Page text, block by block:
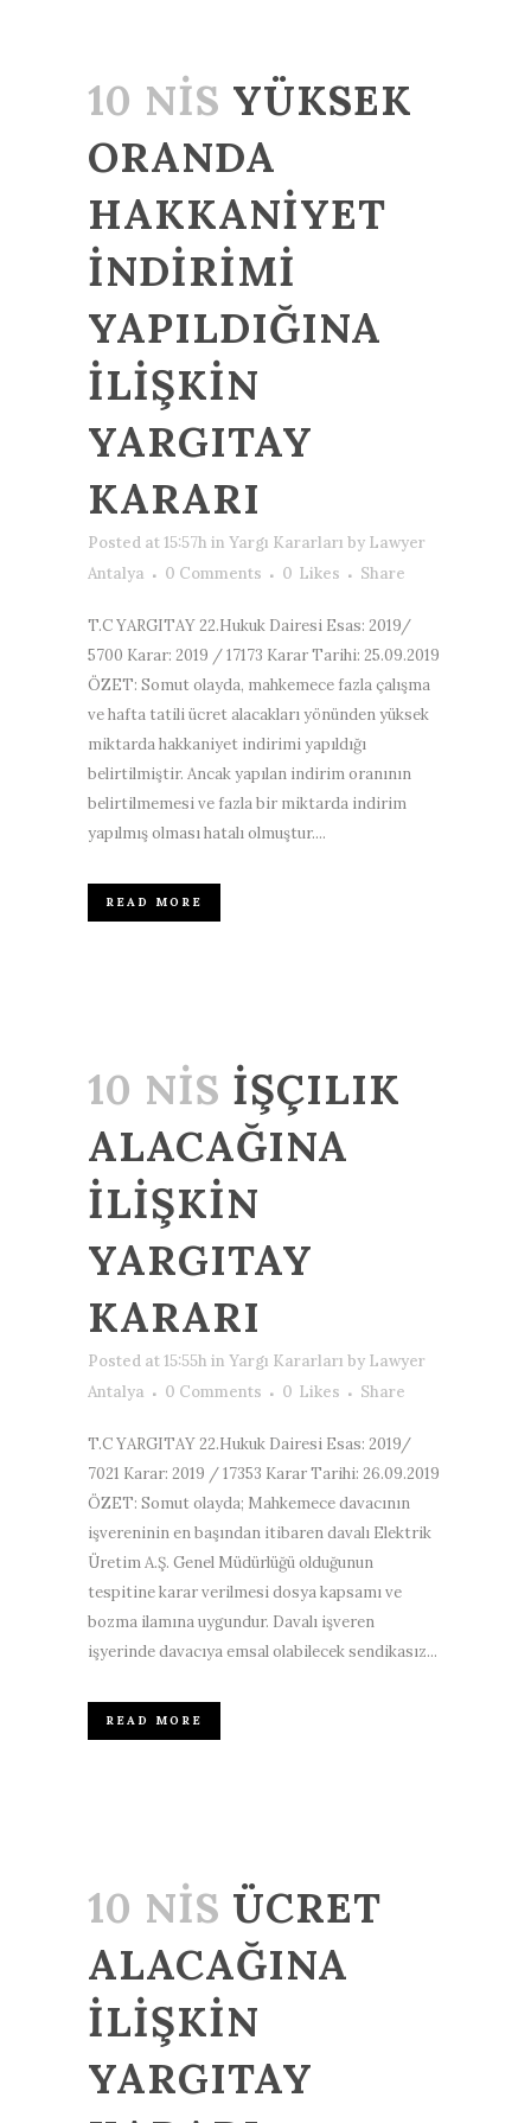
10 NIS YÜKSEK
ORANDA
HAKKANİYET
İNDİRİMİ
YAPILDIĞINA
İLİŞKİN
YARGITAY
KARARI
Posted at 15:57h in Yargı Kararları by Lawyer
Antalya
0 Comments 0 Likes Share
T.C YARGITAY 22.Hukuk Dairesi Esas: 2019/
5700 Karar: 2019 / 17173 Karar Tarihi: 25.09.2019
ÖZET: Somut olayda, mahkemece fazla çalışma
ve hafta tatili ücret alacakları yönünden yüksek
miktarda hakkaniyet indirimi yapıldığı
belirtilmiştir. Ancak yapılan indirim oranının
belirtilmemesi ve fazla bir miktarda indirim
yapılmış olması hatalı olmuştur....
READ MORE
10 NIS İŞÇILIK
ALACAĞINA
İLİŞKİN
YARGITAY
KARARI
Posted at 15:55h in Yargı Kararları by Lawyer
Antalya
0 Comments 0 Likes Share
T.C YARGITAY 22.Hukuk Dairesi Esas: 2019/
7021 Karar: 2019 / 17353 Karar Tarihi: 26.09.2019
ÖZET: Somut olayda; Mahkemece davacının
işvereninin en başından itibaren davalı Elektrik
Üretim A.Ş. Genel Müdürlüğü olduğunun
tespitine karar verilmesi dosya kapsamı ve
bozma ilamına uygundur. Davalı işveren
işyerinde davacıya emsal olabilecek sendikasız...
READ MORE
10 NIS ÜCRET
ALACAĞINA
İLİŞKİN
YARGITAY